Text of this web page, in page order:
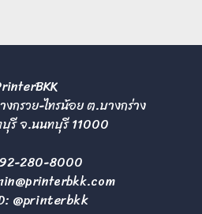
รวย-ไทรน้อย ต.บางกร่าง
รี จ.นนทบุรี 11000
280-8000
@printerbkk